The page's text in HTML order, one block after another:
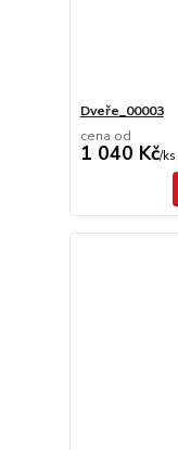
Dveře_00003
cena od
1 040 Kč/ks